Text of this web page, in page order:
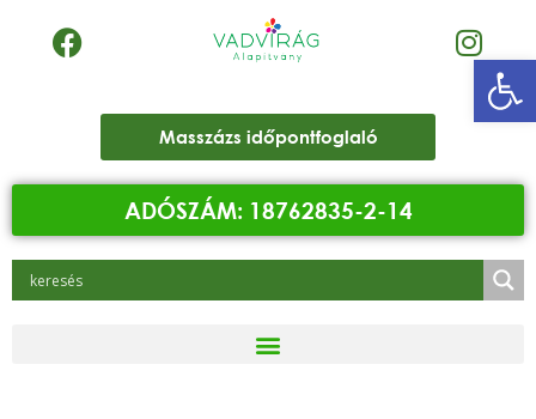
Masszázs időpontfoglaló
ADÓSZÁM: 18762835-2-14